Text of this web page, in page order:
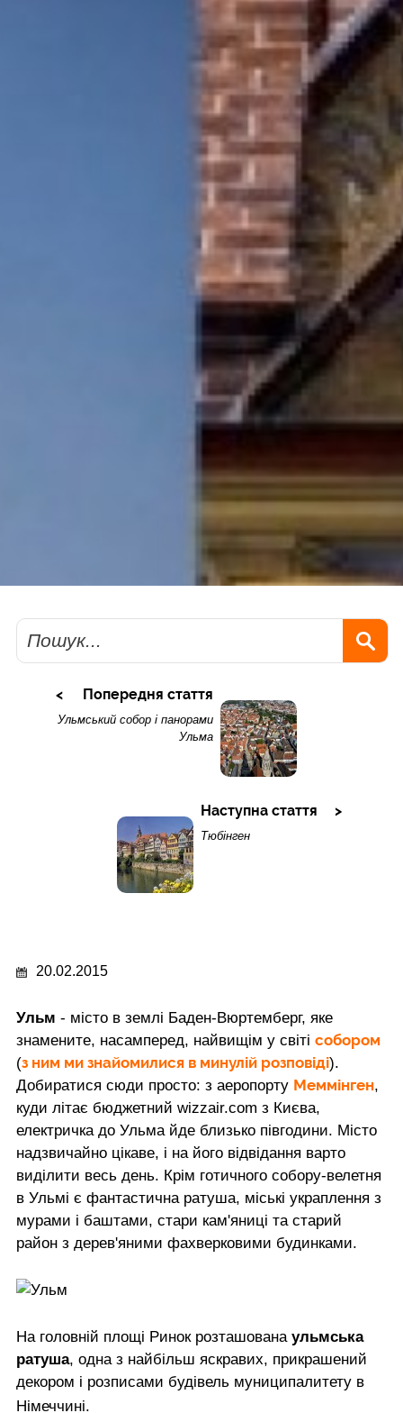
Пошук
Попередня стаття
Ульмський собор і панорами
Ульма
Наступна стаття
Тюбінген
20.02.2015
Ульм - місто в землі Баден-Вюртемберг, яке
знамените, насамперед, найвищім у світі собором
(з ним ми знайомилися в минулій розповіді).
Добиратися сюди просто: з аеропорту Меммінген,
куди літає бюджетний wizzair.com з Києва,
електричка до Ульма йде близько півгодини. Місто
надзвичайно цікаве, і на його відвідання варто
виділити весь день. Крім готичного собору-велетня
в Ульмі є фантастична ратуша, міські украплення з
мурами і баштами, стари кам'яниці та старий
район з дерев'яними фахверковими будинками.
На головній площі Ринок розташована ульмська
ратуша, одна з найбільш яскравих, прикрашений
декором і розписами будівель муниципалитету в
Німеччині.